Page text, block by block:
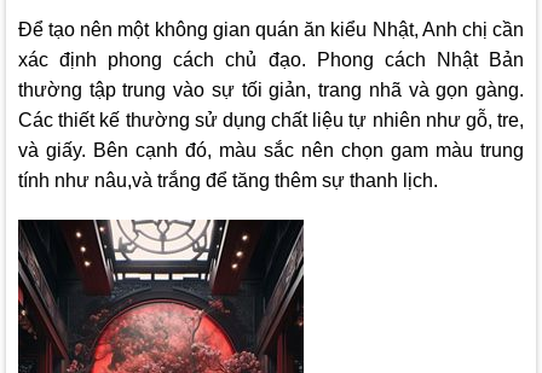
Để tạo nên một không gian quán ăn kiểu Nhật, Anh chị cần
xác định phong cách chủ đạo. Phong cách Nhật Bản
thường tập trung vào sự tối giản, trang nhã và gọn gàng.
Các thiết kế thường sử dụng chất liệu tự nhiên như gỗ, tre,
và giấy. Bên cạnh đó, màu sắc nên chọn gam màu trung
tính như nâu,và trắng để tăng thêm sự thanh lịch.